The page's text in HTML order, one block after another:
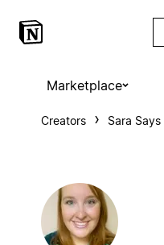
Marketplace
Creators Sara Says